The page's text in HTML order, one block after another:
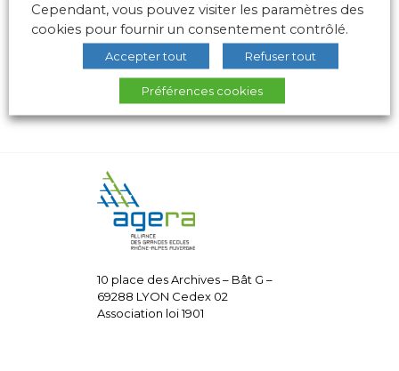
10 place des Archives – Bât G –
69288 LYON Cedex 02
Association loi 1901
Cependant, vous pouvez visiter les paramètres des
cookies pour fournir un consentement contrôlé.
Accepter tout Refuser tout
Préférences cookies